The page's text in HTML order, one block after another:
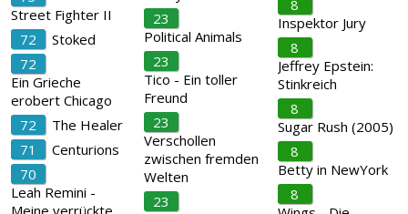
Street Fighter II
72
Stoked
72
Ein Grieche
erobert Chicago
72
The Healer
71
Centurions
70
Leah Remini -
Meine verrückte
23
Political Animals
23
Tico - Ein toller
Freund
23
Verschollen
zwischen fremden
Welten
23
8
Inspektor Jury
8
Jeffrey Epstein:
Stinkreich
8
Sugar Rush (2005)
8
Betty in NewYork
8